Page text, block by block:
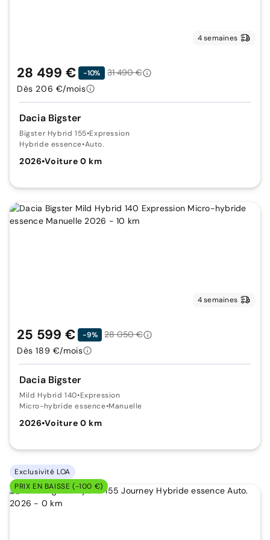
4 semaines
Dacia Bigster
Bigster Hybrid 155•Expression
Hybride essence•Auto.
2026•Voiture 0 km
28 499 € -10%
31 490 €
Dès 206 €/mois
4 semaines
Dacia Bigster
Mild Hybrid 140•Expression
Micro-hybride essence•Manuelle
2026•Voiture 0 km
25 599 € -9%
28 050 €
Dès 189 €/mois
Exclusivité LOA
PRIX EN BAISSE (-100 €)